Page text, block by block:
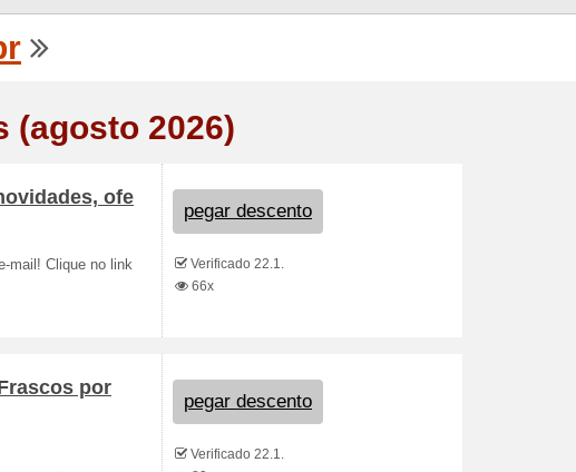
(agosto 2026)
ofe
mail! Clique no link
pegar descento
Verificado 22.1.
66x
por
pegar descento
Verificado 22.1.